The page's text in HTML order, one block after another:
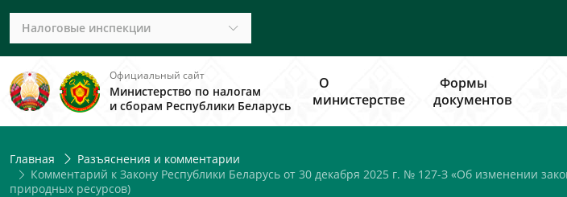
Налоговые инспекции
Официальный сайт
Министерство по налогам
и сборам Республики Беларусь
О
министерстве
Формы
документов
Главная
Разъяснения и комментарии
Комментарий к Закону Республики Беларусь от 30 декабря 2025 г. № 127-З «Об изменении
природных ресурсов)